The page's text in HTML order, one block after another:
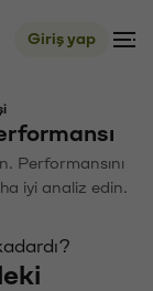
Giriş yap
Performansını
iyi analiz edin.